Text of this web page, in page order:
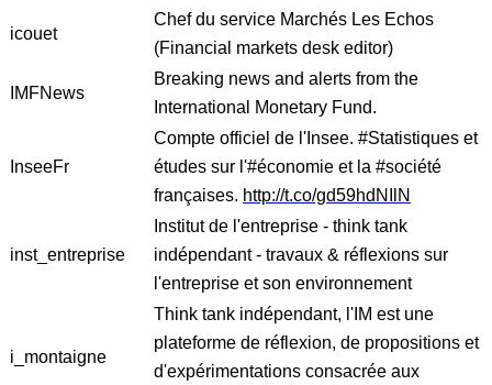
icouet
Chef du service Marchés Les Echos
(Financial markets desk editor)
IMFNews
Breaking news and alerts from the
International Monetary Fund.
InseeFr
Compte officiel de l'Insee. #Statistiques et
études sur l'#économie et la #société
françaises. http://t.co/gd59hdNIlN
inst_entreprise
Institut de l'entreprise - think tank
indépendant - travaux & réflexions sur
l'entreprise et son environnement
i_montaigne
Think tank indépendant, l'IM est une
plateforme de réflexion, de propositions et
d'expérimentations consacrée aux